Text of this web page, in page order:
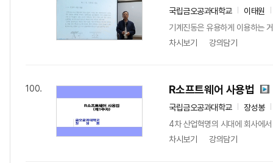
국립금오공과대학교
이태원
기계진동은 유용하게 이용하는
차시보기
강의담기
100. R소프트웨어 사용법
국립금오공과대학교
장성봉
4차 산업혁명의 시대에 회사에
차시보기
강의담기